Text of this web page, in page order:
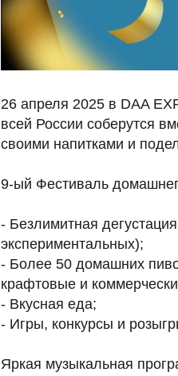
26 апреля 2025 в DAA
всей России соберутся
своими напитками и
9-ый Фестиваль
- Безлимитная
экспериментальных);
- Более 50 домашних
крафтовые и
- Вкусная еда;
- Игры, конкурсы и
Яркая музыкальная